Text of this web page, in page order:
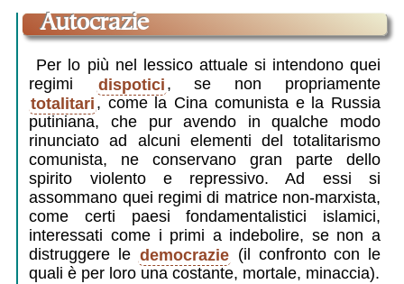
autocrazie
Per lo più nel lessico attuale si intendono quei
regimi dispotici , se non propriamente
totalitari , come la Cina comunista e la Russia
putiniana, che pur avendo in qualche modo
rinunciato ad alcuni elementi del totalitarismo
comunista, ne conservano gran parte dello
spirito violento e repressivo. Ad essi si
assommano quei regimi di matrice non-marxista,
come certi paesi fondamentalistici islamici,
interessati come i primi a indebolire, se non a
distruggere le democrazie (il confronto con le
quali è per loro una costante, mortale, minaccia).